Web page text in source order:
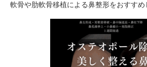
軟骨や肋軟骨移植による鼻整形をおすすめ